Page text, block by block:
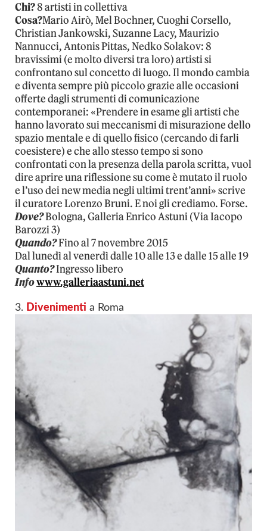
Chi?8 artisti in collettiva
Cosa?Mario Airò, Mel Bochner, Cuoghi Corsello,
Christian Jankowski, Suzanne Lacy, Maurizio
Nannucci, Antonis Pittas, Nedko Solakov: 8
bravissimi (e molto diversi tra loro) artisti si
confrontano sul concetto di luogo. Il mondo cambia
e diventa sempre più piccolo grazie alle occasioni
offerte dagli strumenti di comunicazione
contemporanei: «Prendere in esame gli artisti che
hanno lavorato sui meccanismi di misurazione dello
spazio mentale e di quello fisico (cercando di farli
coesistere) e che allo stesso tempo si sono
confrontati con la presenza della parola scritta, vuol
dire aprire una riflessione su come è mutato il ruolo
e l’uso dei new media negli ultimi trent’anni» scrive
il curatore Lorenzo Bruni. E noi gli crediamo. Forse.
Dove?Bologna, Galleria Enrico Astuni (Via Iacopo
Barozzi 3)
Quando?Fino al 7 novembre 2015
Dal lunedì al venerdì dalle 10 alle 13 e dalle 15 alle 19
Quanto?Ingresso libero
Infowww.galleriaastuni.net
3. Divenimenti a Roma